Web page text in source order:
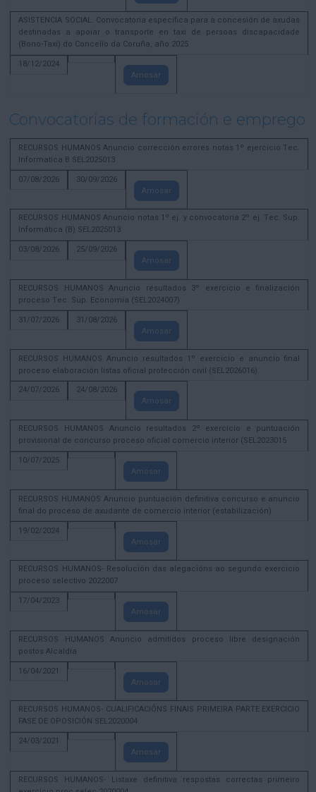
ASISTENCIA SOCIAL. Convocatoria específica para a concesión de axudas
destinadas a apoiar o transporte en taxi de persoas discapacidade
(Bono-Taxi) do Concello da Coruña, año 2025
18/12/2024
Amosar
Convocatorias de formación e emprego
RECURSOS HUMANOS Anuncio corrección errores notas 1º ejercicio Tec.
Informatica B SEL2025013
07/08/2026
30/09/2026
Amosar
RECURSOS HUMANOS Anuncio notas 1º ej. y convocatoria 2º ej. Tec. Sup.
Informática (B) SEL2025013
03/08/2026
25/09/2026
Amosar
RECURSOS HUMANOS Anuncio resultados 3º exercicio e finalización
proceso Tec. Sup. Economía (SEL2024007)
31/07/2026
31/08/2026
Amosar
RECURSOS HUMANOS Anuncio resultados 1º exercicio e anuncio final
proceso elaboración listas oficial protección civil (SEL2026016)
24/07/2026
24/08/2026
Amosar
RECURSOS HUMANOS Anuncio resultados 2º exercicio e puntuación
provisional de concurso proceso oficial comercio interior (SEL2023015
10/07/2025
Amosar
RECURSOS HUMANOS Anuncio puntuación definitiva concurso e anuncio
final do proceso de axudante de comercio interior (estabilización)
19/02/2024
Amosar
RECURSOS HUMANOS- Resolución das alegacións ao segundo exercicio
proceso selectivo 2022007
17/04/2023
Amosar
RECURSOS HUMANOS Anuncio admitidos proceso libre designación
postos Alcaldía
16/04/2021
Amosar
RECURSOS HUMANOS- CUALIFICACIÓNS FINAIS PRIMEIRA PARTE EXERCICIO
FASE DE OPOSICIÓN SEL2020004
24/03/2021
Amosar
RECURSOS HUMANOS- Listaxe definitiva respostas correctas primeiro